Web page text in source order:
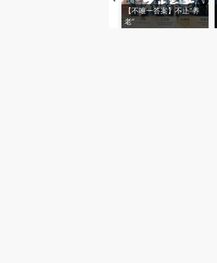
【不唯一答案】不止“养
老”